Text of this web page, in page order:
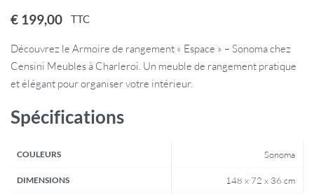
€ 199,00 TTC
Découvrez le Armoire de rangement « Espace » – Sonoma chez
Censini Meubles à Charleroi. Un meuble de rangement pratique
et élégant pour organiser votre intérieur.
Spécifications
COULEURS Sonoma
DIMENSIONS 148 x 72 x 36 cm